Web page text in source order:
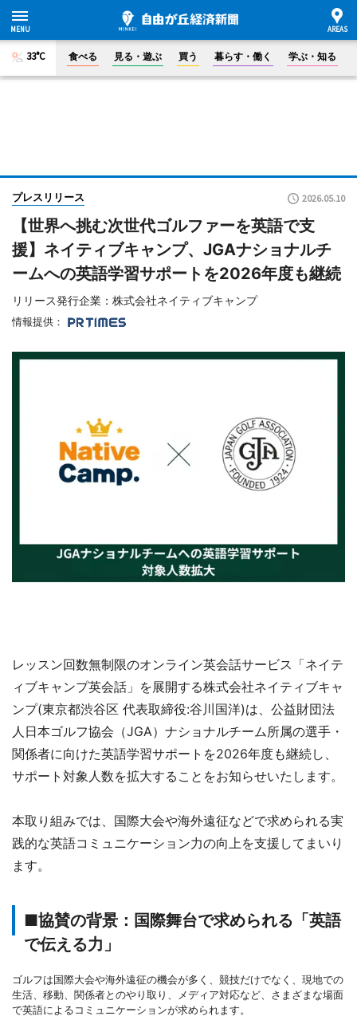
33°C 食べる 見る・遊ぶ 買う 暮らす・働く 学ぶ・知る
プレスリリース 2026.05.10
【世界へ挑む次世代ゴルファーを英語で支
援】ネイティブキャンプ、JGAナショナルチ
ームへの英語学習サポートを2026年度も継続
リリース発行企業：株式会社ネイティブキャンプ
情報提供：
レッスン回数無制限のオンライン英会話サービス「ネイテ
ィブキャンプ英会話」を展開する株式会社ネイティブキャ
ンプ(東京都渋谷区 代表取締役:谷川国洋)は、公益財団法
人日本ゴルフ協会（JGA）ナショナルチーム所属の選手・
関係者に向けた英語学習サポートを2026年度も継続し、
サポート対象人数を拡大することをお知らせいたします。
本取り組みでは、国際大会や海外遠征などで求められる実
践的な英語コミュニケーション力の向上を支援してまいり
ます。
■協賛の背景：国際舞台で求められる「英語
で伝える力」
ゴルフは国際大会や海外遠征の機会が多く、競技だけでなく、現地での
生活、移動、関係者とのやり取り、メディア対応など、さまざまな場面
で英語によるコミュニケーションが求められます。